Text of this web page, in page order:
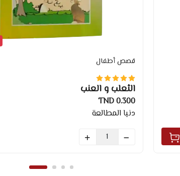
قصص أطفال
الثعلب و العنب
0.300 TND
دنيا المطالعة